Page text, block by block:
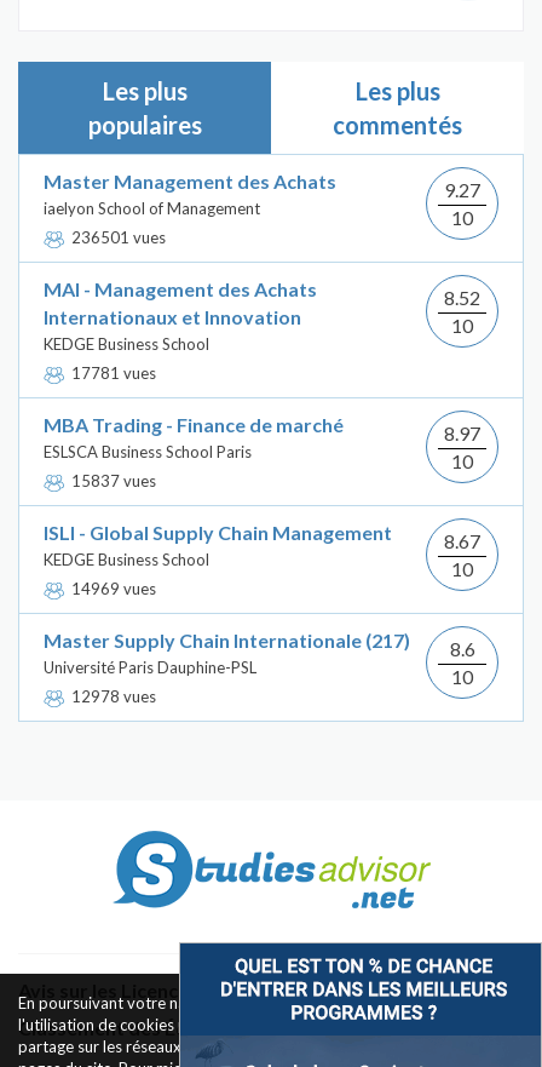
Les plus
populaires
Les plus
commentés
Master Management des Achats
iaelyon School of Management
236501 vues
9.27
10
MAI - Management des Achats
Internationaux et Innovation
KEDGE Business School
17781 vues
8.52
10
MBA Trading - Finance de marché
ESLSCA Business School Paris
15837 vues
8.97
10
ISLI - Global Supply Chain Management
KEDGE Business School
14969 vues
8.67
10
Master Supply Chain Internationale (217)
Université Paris Dauphine-PSL
12978 vues
8.6
10
Avis sur les Licences & Bachelors
Classement des Écoles
En poursuivant votre navigation sur ce site, vous acceptez
l'utilisation de cookies pour le fonctionnement des boutons de
partage sur les réseaux sociaux et la mesure d'audience des